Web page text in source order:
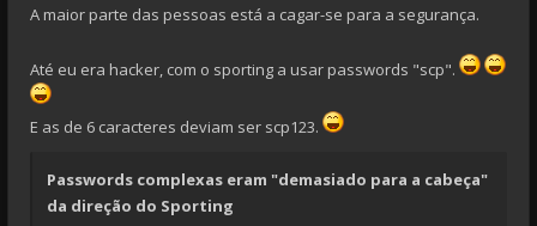
A maior parte das pessoas está a cagar-se para a segurança.
Até eu era hacker, com o sporting a usar passwords "scp".
E as de 6 caracteres deviam ser scp123.
Passwords complexas eram "demasiado para a cabeça"
da direção do Sporting